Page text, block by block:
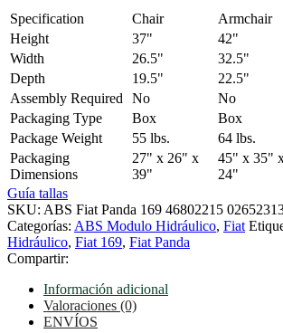
Specification Chair Armchair
Height
37" 42"
Width
26.5" 32.5"
Depth
19.5" 22.5"
Assembly Required
No No
Packaging Type
Box Box
Package Weight
55 lbs. 64 lbs.
Packaging
Dimensions
27" x 26" x
39"
45" x 35"
24"
Guía tallas
SKU: ABS Fiat Panda 169 46802215
Categorías: ABS Modulo Hidráulico, Fiat
Hidráulico, Fiat 169, Fiat Panda
Compartir:
Información adicional
Valoraciones (0)
ENVÍOS